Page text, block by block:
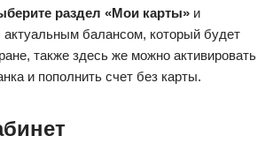
раздел «Мои карты» и
актуальным балансом, который будет
также здесь же можно активировать
и пополнить счет без карты.